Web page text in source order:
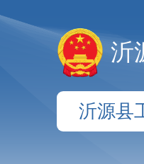
沂
沂源县